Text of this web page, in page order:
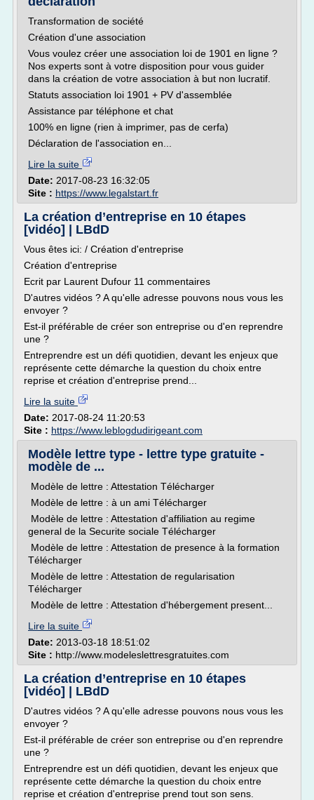
Transformation de société
Création d'une association
Vous voulez créer une association loi de 1901 en ligne ?
Nos experts sont à votre disposition pour vous guider
dans la création de votre association à but non lucratif.
Statuts association loi 1901 + PV d'assemblée
Assistance par téléphone et chat
100% en ligne (rien à imprimer, pas de cerfa)
Déclaration de l'association en...
Lire la suite
Date: 2017-08-23 16:32:05
Site : https://www.legalstart.fr
La création d’entreprise en 10 étapes
[vidéo] | LBdD
Vous êtes ici: / Création d'entreprise
Création d'entreprise
Ecrit par Laurent Dufour 11 commentaires
D'autres vidéos ? A qu'elle adresse pouvons nous vous les
envoyer ?
Est-il préférable de créer son entreprise ou d'en reprendre
une ?
Entreprendre est un défi quotidien, devant les enjeux que
représente cette démarche la question du choix entre
reprise et création d'entreprise prend...
Lire la suite
Date: 2017-08-24 11:20:53
Site : https://www.leblogdudirigeant.com
Modèle lettre type - lettre type gratuite -
modèle de ...
Modèle de lettre : Attestation Télécharger
Modèle de lettre : à un ami Télécharger
Modèle de lettre : Attestation d'affiliation au regime
general de la Securite sociale Télécharger
Modèle de lettre : Attestation de presence à la formation
Télécharger
Modèle de lettre : Attestation de regularisation
Télécharger
Modèle de lettre : Attestation d'hébergement present...
Lire la suite
Date: 2013-03-18 18:51:02
Site : http://www.modeleslettresgratuites.com
La création d’entreprise en 10 étapes
[vidéo] | LBdD
D'autres vidéos ? A qu'elle adresse pouvons nous vous les
envoyer ?
Est-il préférable de créer son entreprise ou d'en reprendre
une ?
Entreprendre est un défi quotidien, devant les enjeux que
représente cette démarche la question du choix entre
reprise et création d'entreprise prend tout son sens.